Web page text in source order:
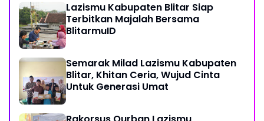
Lazismu Kabupaten Blitar Siap
Terbitkan Majalah Bersama
BlitarmuID
Semarak Milad Lazismu Kabupaten
Blitar, Khitan Ceria, Wujud Cinta
Untuk Generasi Umat